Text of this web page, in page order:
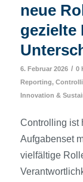
neue
gezielte
6. Februar 2026 / 0
Reporting,
Innovation &
Controlling ist
Aufgabenset
vielfältige